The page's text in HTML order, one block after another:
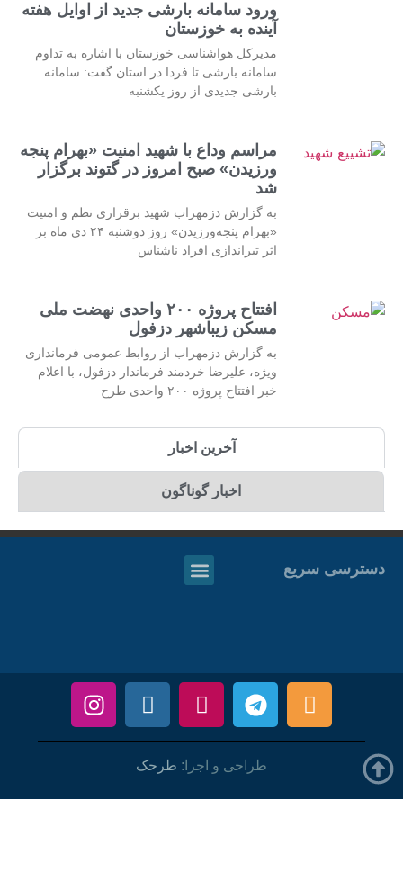
ورود سامانه بارشی جدید از اوایل هفته
آینده به خوزستان
مدیرکل هواشناسی خوزستان با اشاره به تداوم
سامانه بارشی تا فردا در استان گفت: سامانه
بارشی جدیدی از روز یکشنبه
مراسم وداع با شهید امنیت «بهرام پنجه
ورزیدن» صبح امروز در گتوند برگزار
شد
به گزارش دزمهراب شهید برقراری نظم و امنیت
«بهرام پنجه‌ورزیدن» روز دوشنبه ۲۴ دی ماه بر
اثر تیراندازی افراد ناشناس
افتتاح پروژه ۲۰۰ واحدی نهضت ملی
مسکن زیباشهر دزفول
به گزارش دزمهراب از روابط عمومی فرمانداری
ویژه، علیرضا خردمند فرماندار دزفول، با اعلام
خبر افتتاح پروژه ۲۰۰ واحدی طرح
آخرین اخبار
اخبار گوناگون
دسترسی سریع
طراحی و اجرا: طرحک